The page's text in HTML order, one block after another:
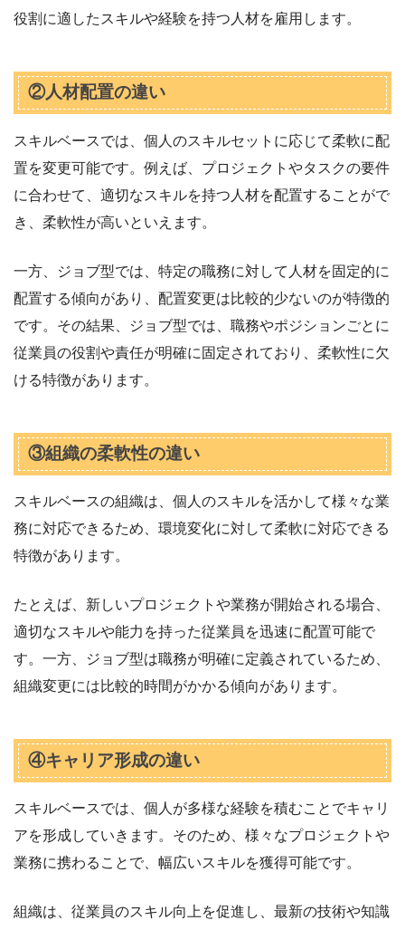
役割に適したスキルや経験を持つ人材を雇用します。
②人材配置の違い
スキルベースでは、個人のスキルセットに応じて柔軟に配
置を変更可能です。例えば、プロジェクトやタスクの要件
に合わせて、適切なスキルを持つ人材を配置することがで
き、柔軟性が高いといえます。
一方、ジョブ型では、特定の職務に対して人材を固定的に
配置する傾向があり、配置変更は比較的少ないのが特徴的
です。その結果、ジョブ型では、職務やポジションごとに
従業員の役割や責任が明確に固定されており、柔軟性に欠
ける特徴があります。
③組織の柔軟性の違い
スキルベースの組織は、個人のスキルを活かして様々な業
務に対応できるため、環境変化に対して柔軟に対応できる
特徴があります。
たとえば、新しいプロジェクトや業務が開始される場合、
適切なスキルや能力を持った従業員を迅速に配置可能で
す。一方、ジョブ型は職務が明確に定義されているため、
組織変更には比較的時間がかかる傾向があります。
④キャリア形成の違い
スキルベースでは、個人が多様な経験を積むことでキャリ
アを形成していきます。そのため、様々なプロジェクトや
業務に携わることで、幅広いスキルを獲得可能です。
組織は、従業員のスキル向上を促進し、最新の技術や知識